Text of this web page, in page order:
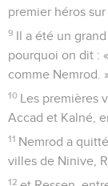
premier héros sur
9 Il a été un grand
pourquoi on dit :
comme Nemrod.
10 Les premières
Accad et Kalné,
11 Nemrod a
villes de Ninive,
12